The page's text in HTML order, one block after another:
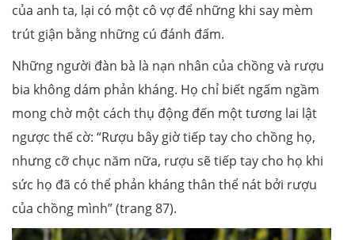
của anh ta, lại có một cô vợ để những khi say mèm
trút giận bằng những cú đánh đấm.
Những người đàn bà là nạn nhân của chồng và rượu
bia không dám phản kháng. Họ chỉ biết ngấm ngầm
mong chờ một cách thụ động đến một tương lai lật
ngược thế cờ: “Rượu bây giờ tiếp tay cho chồng họ,
nhưng cỡ chục năm nữa, rượu sẽ tiếp tay cho họ khi
sức họ đã có thể phản kháng thân thể nát bởi rượu
của chồng mình” (trang 87).